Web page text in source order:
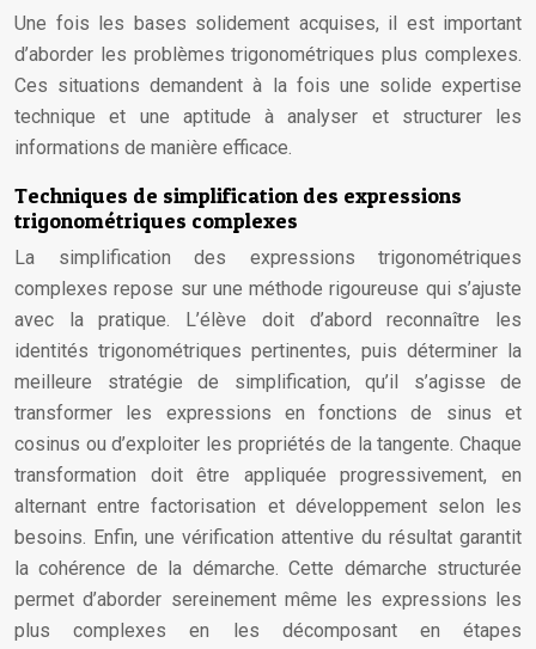
Une fois les bases solidement acquises, il est important
d’aborder les problèmes trigonométriques plus complexes.
Ces situations demandent à la fois une solide expertise
technique et une aptitude à analyser et structurer les
informations de manière efficace.
Techniques de simplification des expressions
trigonométriques complexes
La simplification des expressions trigonométriques
complexes repose sur une méthode rigoureuse qui s’ajuste
avec la pratique. L’élève doit d’abord reconnaître les
identités trigonométriques pertinentes, puis déterminer la
meilleure stratégie de simplification, qu’il s’agisse de
transformer les expressions en fonctions de sinus et
cosinus ou d’exploiter les propriétés de la tangente. Chaque
transformation doit être appliquée progressivement, en
alternant entre factorisation et développement selon les
besoins. Enfin, une vérification attentive du résultat garantit
la cohérence de la démarche. Cette démarche structurée
permet d’aborder sereinement même les expressions les
plus complexes en les décomposant en étapes